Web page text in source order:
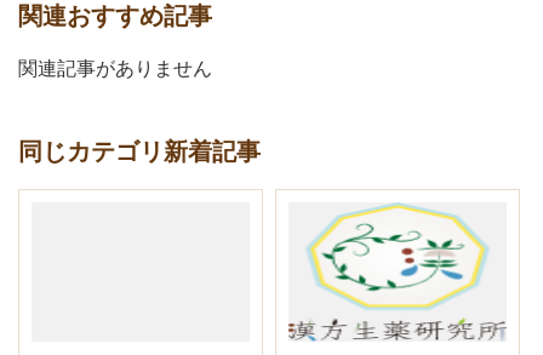
関連おすすめ記事
関連記事がありません
同じカテゴリ新着記事